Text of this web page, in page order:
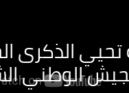
تحيي الذكرى
الوطني